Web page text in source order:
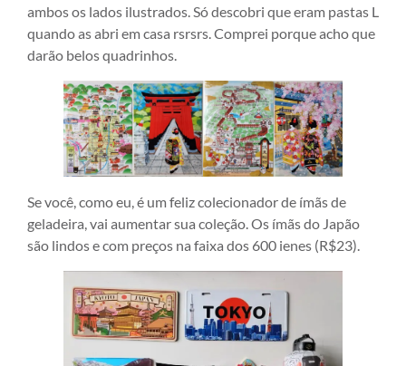
ambos os lados ilustrados. Só descobri que eram pastas L
quando as abri em casa rsrsrs. Comprei porque acho que
darão belos quadrinhos.
Se você, como eu, é um feliz colecionador de ímãs de
geladeira, vai aumentar sua coleção. Os ímãs do Japão
são lindos e com preços na faixa dos 600 ienes (R$23).